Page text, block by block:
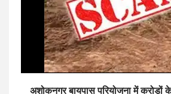
अशोकनगर बायपास परियोजना में करोड़ों